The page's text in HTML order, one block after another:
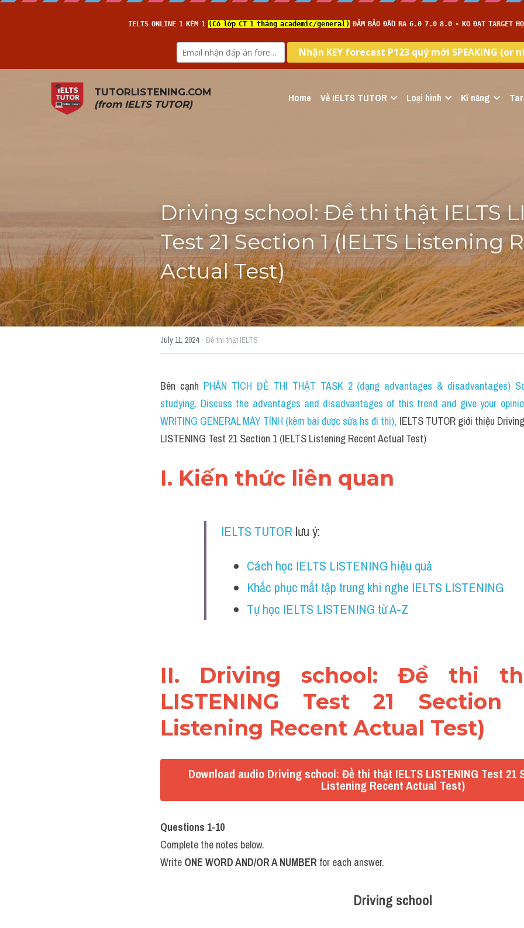
TUTORLISTENING.COM
(from IELTS TUTOR) Home Về IELTS TUTOR Loại hình Kĩ năng
Driving school: Đề thi thật IELTS
Test 21 Section 1 (IELTS Listening
Actual Test)
July 11, 2024· Đề thi thật IELTS
Bên cạnh PHÂN TÍCH ĐỀ THI THẬT TASK 2 (dạng advantages & disadvantages)
studying. Discuss the advantages and disadvantages of this trend and give your
WRITING GENERAL MÁY TÍNH (kèm bài được sửa hs đi thi), IELTS TUTOR giới thiệu
LISTENING Test 21 Section 1 (IELTS Listening Recent Actual Test)
I. Kiến thức liên quan
IELTS TUTOR lưu ý:
Cách học IELTS LISTENING hiệu quả
Khắc phục mất tập trung khi nghe IELTS LISTENING
Tự học IELTS LISTENING từ A-Z
II. Driving school: Đề thi
LISTENING Test 21 Section
Listening Recent Actual Test)
Download audio Driving school: Đề thi thật IELTS LISTENING Test 21
Listening Recent Actual Test)
Questions 1-10
Complete the notes below.
Write ONE WORD AND/OR A NUMBER for each answer.
Driving school